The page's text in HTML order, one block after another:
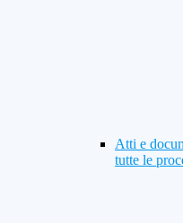
Atti e
tutte le